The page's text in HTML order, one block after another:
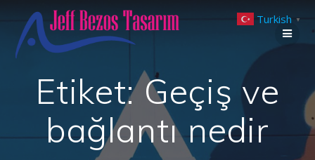
to
Etiket:Geçiş ve
bağlantı nedir
Turkish ▼